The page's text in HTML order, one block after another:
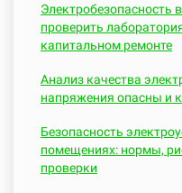
Электробезопасность
проверить
капитальном ремонте
Анализ качества
напряжения опасны и
Безопасность
помещениях: нормы,
проверки